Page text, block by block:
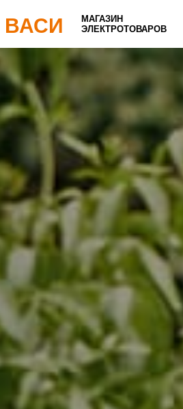
ВАСИ
МАГАЗИН
ЭЛЕКТРОТОВАРОВ